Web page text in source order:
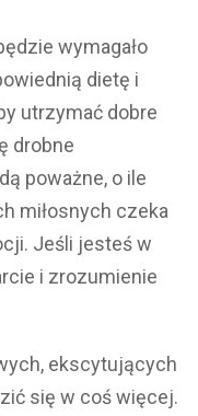
wymagało
dietę i
utrzymać dobre
drobne
poważne, o ile
miłosnych czeka
Jeśli jesteś w
i zrozumienie
ekscytujących
się w coś więcej.